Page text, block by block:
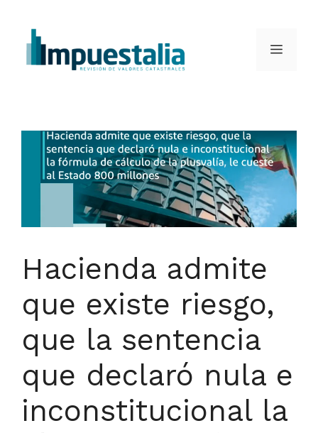
Saltar
contenido
Menú
Hacienda admite
que existe riesgo,
que la sentencia
que declaró nula e
inconstitucional la